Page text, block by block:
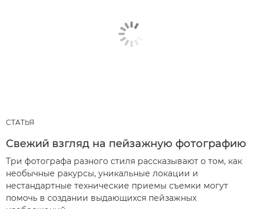
СТАТЬЯ
Свежий взгляд на пейзажную фотографию
Три фотографа разного стиля рассказывают о том, как
необычные ракурсы, уникальные локации и
нестандартные технические приемы съемки могут
помочь в создании выдающихся пейзажных